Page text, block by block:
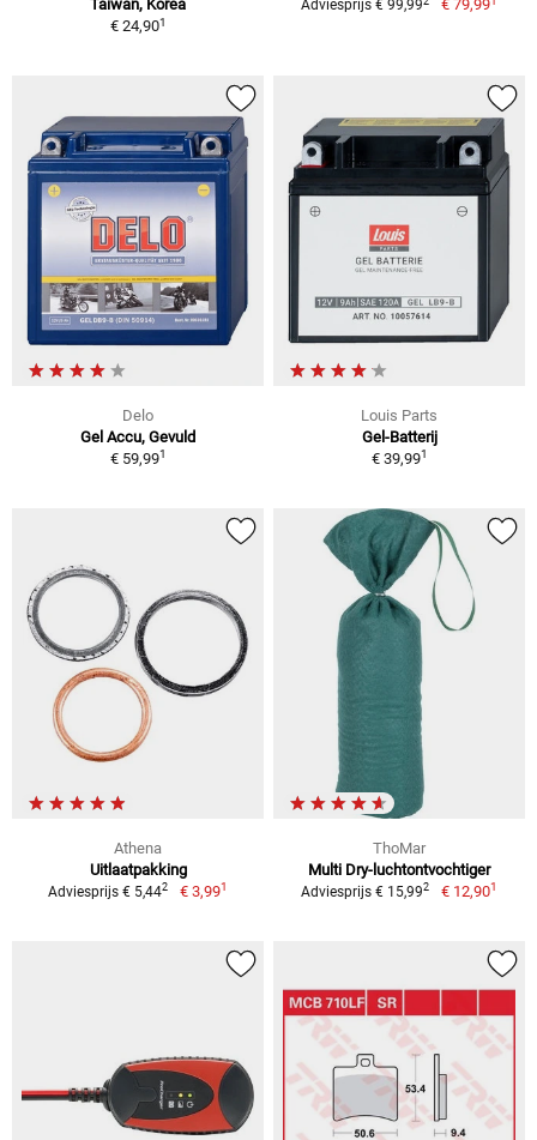
Taiwan, Korea
€ 24,901
Adviesprijs € 99,99 € 79,99
Delo
Gel Accu, Gevuld
€ 59,991
Louis Parts
Gel-Batterij
€ 39,991
Athena
Uitlaatpakking
Adviesprijs € 5,442 € 3,991
ThoMar
Multi Dry-luchtontvochtiger
Adviesprijs € 15,992 € 12,901